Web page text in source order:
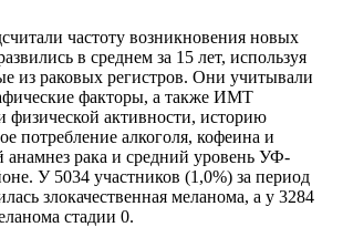
частоту возникновения новых
в среднем за 15 лет, используя
из раковых регистров. Они учитывали
факторы, а также ИМТ
физической активности, историю
потребление алкоголя, кофеина и
анамнез рака и средний уровень УФ-
У 5034 участников (1,0%) за период
злокачественная меланома, а у 3284
стадии 0.